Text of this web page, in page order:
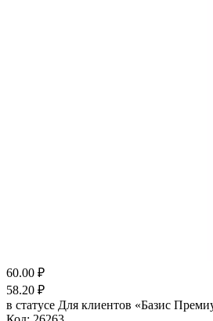
60.00 ₽
58.20 ₽
в статусе Для клиентов «Базис